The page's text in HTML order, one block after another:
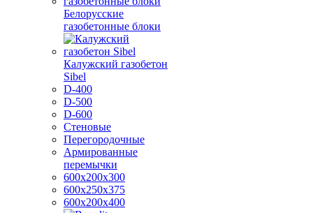
Белорусские
газобетонные блоки
Калужский газобетон
Sibel
D-400
D-500
D-600
Стеновые
Перегородочные
Армированные
перемычки
600х200х300
600х250х375
600х200х400